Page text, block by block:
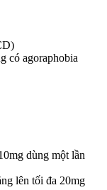
có agoraphobia
dùng một lần
lên tối đa 20mg